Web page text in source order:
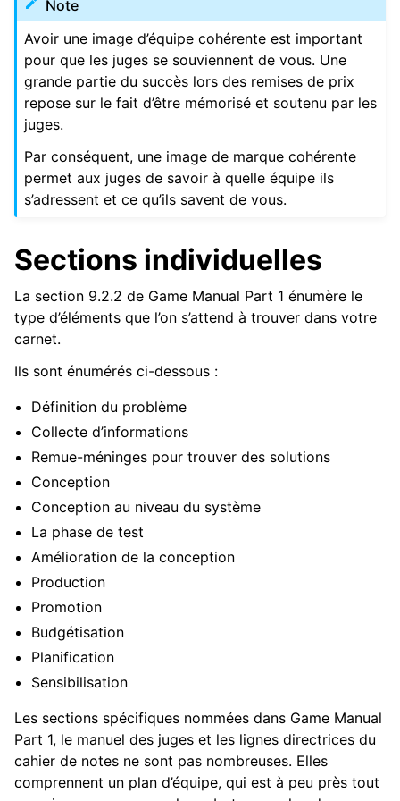
Note
Avoir une image d’équipe cohérente est important
pour que les juges se souviennent de vous. Une
grande partie du succès lors des remises de prix
repose sur le fait d’être mémorisé et soutenu par les
juges.
Par conséquent, une image de marque cohérente
permet aux juges de savoir à quelle équipe ils
s’adressent et ce qu’ils savent de vous.
Sections individuelles
La section 9.2.2 de Game Manual Part 1 énumère le
type d’éléments que l’on s’attend à trouver dans votre
carnet.
Ils sont énumérés ci-dessous :
Définition du problème
Collecte d’informations
Remue-méninges pour trouver des solutions
Conception
Conception au niveau du système
La phase de test
Amélioration de la conception
Production
Promotion
Budgétisation
Planification
Sensibilisation
Les sections spécifiques nommées dans Game Manual
Part 1, le manuel des juges et les lignes directrices du
cahier de notes ne sont pas nombreuses. Elles
comprennent un plan d’équipe, qui est à peu près tout